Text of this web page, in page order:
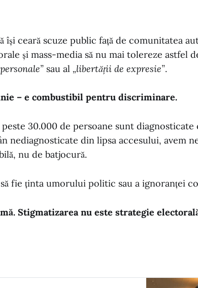
își ceară scuze public față de comunitatea
și mass-media să nu mai tolereze astfel
sau al „libertății de expresie”.
– e combustibil pentru discriminare.
30.000 de persoane sunt diagnosticate
nediagnosticate din lipsa accesului, avem
nu de batjocură.
fie ținta umorului politic sau a ignoranței
Stigmatizarea nu este strategie